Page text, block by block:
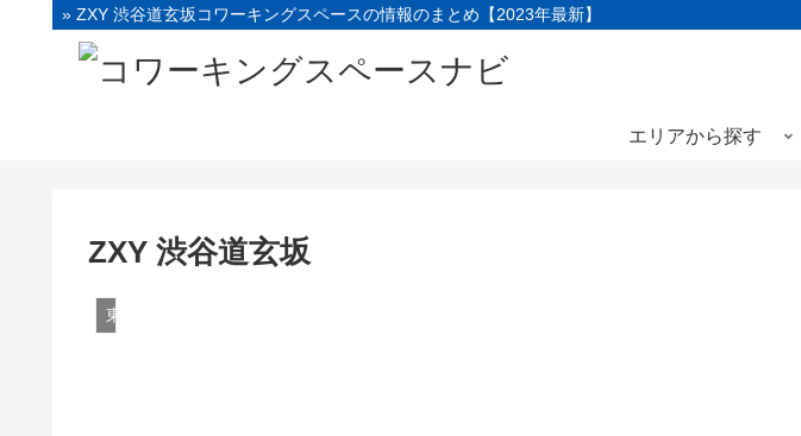
» ZXY 渋谷道玄坂コワーキングスペースの情報のまとめ【2023年最新】
エリアから探す
ZXY 渋谷道玄坂
東京